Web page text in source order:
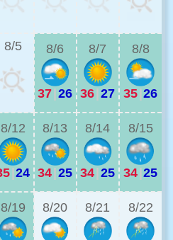
8/5 8/6
37|26
8/7
36|27
8/8
35|26
8/12
|24
8/13
34|25
8/14
34|25
8/15
34|25
8/19 8/20 8/21 8/22